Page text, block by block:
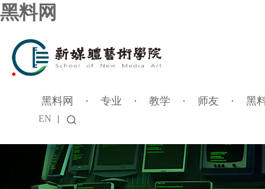
黑料网
黑料网 · 专业 · 教学 · 师友 · 黑
EN |